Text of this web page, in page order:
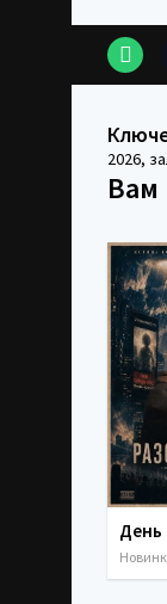
2026,
Вам